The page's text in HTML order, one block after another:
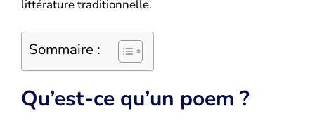
littérature traditionnelle.
Sommaire :
Qu’est-ce qu’un poem ?